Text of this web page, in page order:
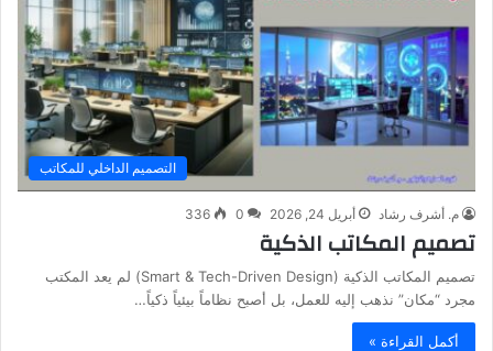
التصميم الداخلي للمكاتب
م. أشرف رشاد أبريل 24, 2026 0
336
تصميم المكاتب الذكية
تصميم المكاتب الذكية (Smart & Tech-Driven Design) لم يعد المكتب
مجرد “مكان” نذهب إليه للعمل، بل أصبح نظاماً بيئياً ذكياً…
أكمل القراءة »